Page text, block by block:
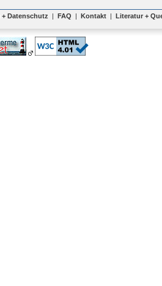
Datenschutz | FAQ | Kontakt | Literatur +